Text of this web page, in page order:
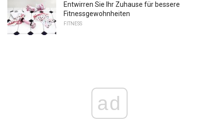
Entwirren Sie Ihr Zuhause für bessere
Fitnessgewohnheiten
FITNESS
ad